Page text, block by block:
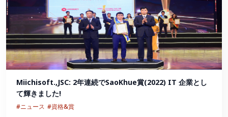
Miichisoft.,JSC: 2年連続でSaoKhue賞(2022) IT 企業とし
て輝きました!
#ニュース #資格&賞